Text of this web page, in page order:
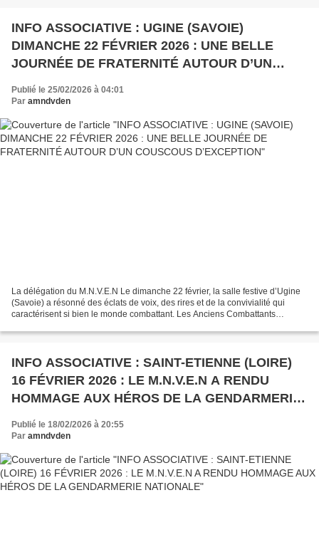
INFO ASSOCIATIVE : UGINE (SAVOIE)
DIMANCHE 22 FÉVRIER 2026 : UNE BELLE
JOURNÉE DE FRATERNITÉ AUTOUR D’UN
Publié le 25/02/2026 à 04:01
Par amndvden
La délégation du M.N.V.E.N Le dimanche 22 février, la salle festive d’Ugine
(Savoie) a résonné des éclats de voix, des rires et de la convivialité qui
caractérisent si bien le monde combattant. Les Anciens Combattants
INFO ASSOCIATIVE : SAINT-ETIENNE (LOIRE)
16 FÉVRIER 2026 : LE M.N.V.E.N A RENDU
HOMMAGE AUX HÉROS DE LA GENDARMERIE
NATIONALE
Publié le 18/02/2026 à 20:55
Par amndvden